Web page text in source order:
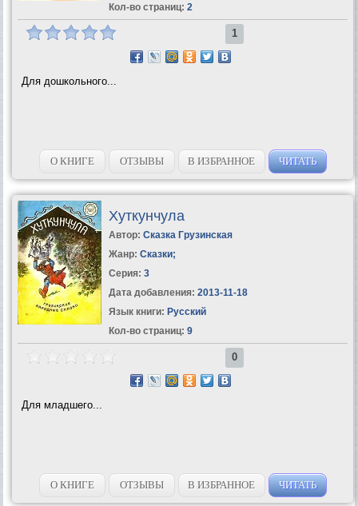
Кол-во страниц: 2
1
Для дошкольного...
О КНИГЕ ОТЗЫВЫ В ИЗБРАННОЕ ЧИТАТЬ
Хуткунчула
Автор: Сказка Грузинская
Жанр: Сказки;
Серия: 3
Дата добавления: 2013-11-18
Язык книги: Русский
Кол-во страниц: 9
0
Для младшего...
О КНИГЕ ОТЗЫВЫ В ИЗБРАННОЕ ЧИТАТЬ